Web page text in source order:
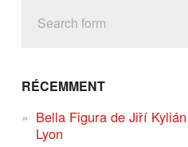
RÉCEMMENT
Bella Figura de Jiří
Lyon